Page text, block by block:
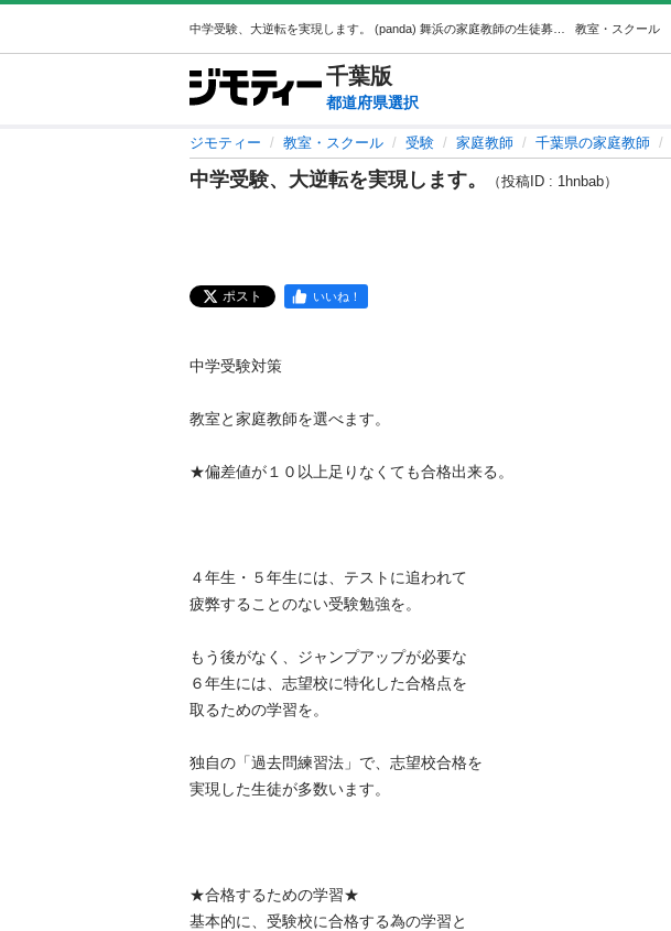
教室・スクール
千葉版
都道府県選択
ジモティー 教室・スクール 受験 家庭教師 千葉県の家庭教師
中学受験、大逆転を実現します。 （投稿ID : 1hnbab）
ポスト いいね！
中学受験対策
教室と家庭教師を選べます。
★偏差値が１０以上足りなくても合格出来る。
４年生・５年生には、テストに追われて
疲弊することのない受験勉強を。
もう後がなく、ジャンプアップが必要な
６年生には、志望校に特化した合格点を
取るための学習を。
独自の「過去問練習法」で、志望校合格を
実現した生徒が多数います。
★合格するための学習★
基本的に、受験校に合格する為の学習と